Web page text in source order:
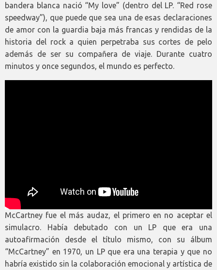
bandera blanca nació “My love” (dentro del LP. “Red rose
speedway”), que puede que sea una de esas declaraciones
de amor con la guardia baja más francas y rendidas de la
historia del rock a quien perpetraba sus cortes de pelo
además de ser su compañera de viaje. Durante cuatro
minutos y once segundos, el mundo es perfecto.
McCartney fue el más audaz, el primero en no aceptar el
simulacro. Había debutado con un LP que era una
autoafirmación desde el título mismo, con su álbum
“McCartney” en 1970, un LP que era una terapia y que no
habría existido sin la colaboración emocional y artística de